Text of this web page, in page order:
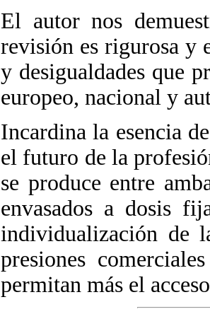
El autor nos
revisión es rigurosa y
y desigualdades que
europeo, nacional y
Incardina la esencia
el futuro de la
se produce entre
envasados a dosis
individualización de
presiones
permitan más el